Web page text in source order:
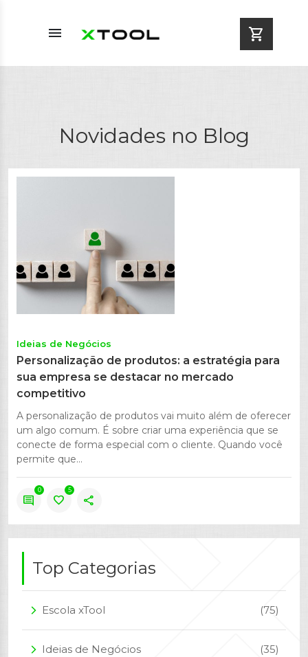
menu shopping_cart
Novidades no Blog
Ideias de Negócios
Personalização de produtos: a estratégia para
sua empresa se destacar no mercado
competitivo
A personalização de produtos vai muito além de oferecer
um algo comum. É sobre criar uma experiência que se
conecte de forma especial com o cliente. Quando você
permite que...
comment
0
favorite
5
share
Top Categorias
arrow_forward_ios Escola xTool (75)
arrow_forward_ios Ideias de Negócios (35)